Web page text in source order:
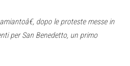
dopo le proteste messe in
per San Benedetto, un primo